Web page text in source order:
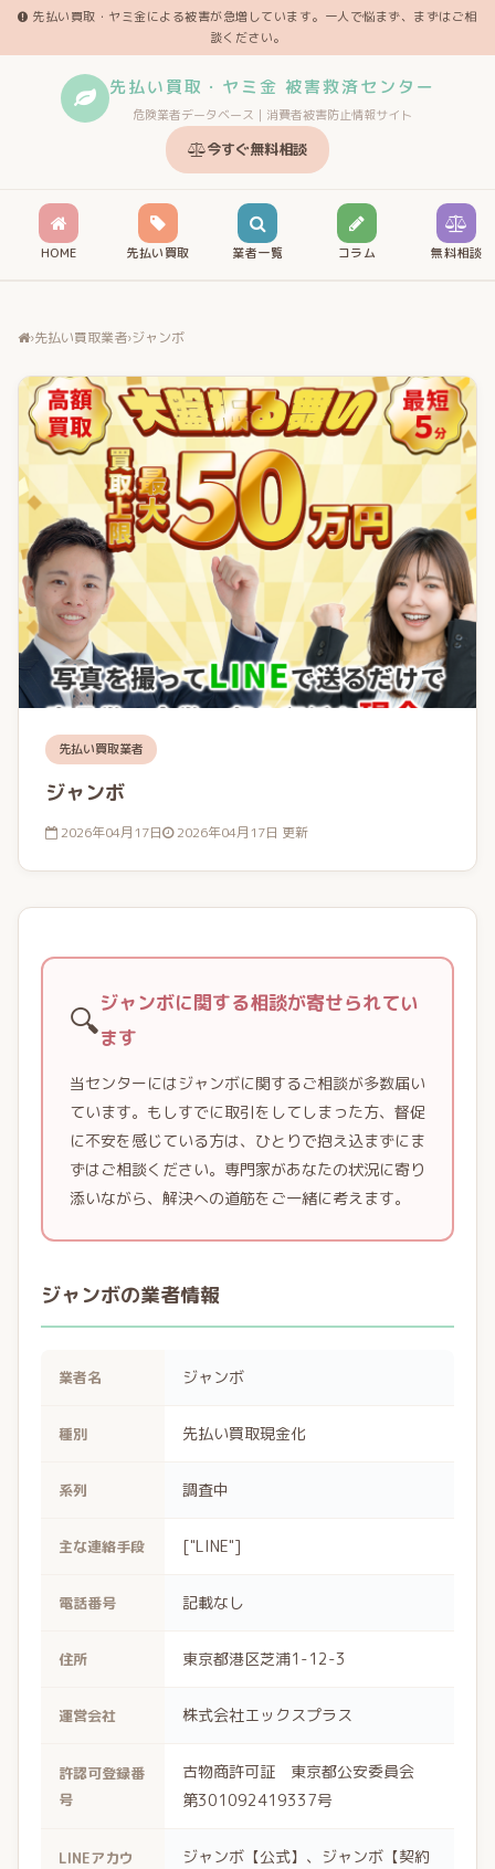
先払い買取・ヤミ金による被害が急増しています。一人で悩まず、まずはご相
談ください。
先払い買取・ヤミ金 被害救済センター
危険業者データベース｜消費者被害防止情報サイト
今すぐ無料相談
HOME 先払い買取 業者一覧 コラム 無料相談
›先払い買取業者›ジャンボ
先払い買取業者
ジャンボ
2026年04月17日 2026年04月17日 更新
🔍ジャンボに関する相談が寄せられてい
ます
当センターにはジャンボに関するご相談が多数届い
ています。もしすでに取引をしてしまった方、督促
に不安を感じている方は、ひとりで抱え込まずにま
ずはご相談ください。専門家があなたの状況に寄り
添いながら、解決への道筋をご一緒に考えます。
ジャンボの業者情報
業者名 ジャンボ
種別 先払い買取現金化
系列 調査中
主な連絡手段 ["LINE"]
電話番号 記載なし
住所 東京都港区芝浦1-12-3
運営会社 株式会社エックスプラス
許認可登録番
号
古物商許可証 東京都公安委員会
第301092419337号
LINEアカウ
ジャンボ【公式】、ジャンボ【契約